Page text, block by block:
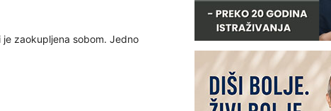
zaokupljena sobom. Jedno